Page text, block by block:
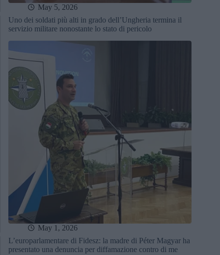
May 5, 2026
Uno dei soldati più alti in grado dell’Ungheria termina il
servizio militare nonostante lo stato di pericolo
May 1, 2026
L’europarlamentare di Fidesz: la madre di Péter Magyar ha
presentato una denuncia per diffamazione contro di me